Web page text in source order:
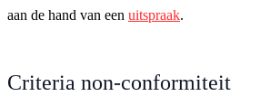
aan de hand van een uitspraak.
Criteria non-conformiteit